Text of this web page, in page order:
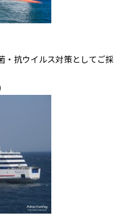
・抗ウイルス対策としてご採